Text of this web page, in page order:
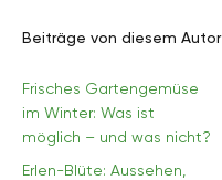
Beiträge von diesem Autor
Frisches Gartengemüse
im Winter: Was ist
möglich – und was nicht?
Erlen-Blüte: Aussehen,